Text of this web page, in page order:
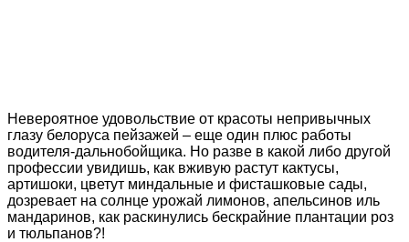
Невероятное удовольствие от красоты непривычных
глазу белоруса пейзажей – еще один плюс работы
водителя-дальнобойщика. Но разве в какой либо другой
профессии увидишь, как вживую растут кактусы,
артишоки, цветут миндальные и фисташковые сады,
дозревает на солнце урожай лимонов, апельсинов иль
мандаринов, как раскинулись бескрайние плантации роз
и тюльпанов?!